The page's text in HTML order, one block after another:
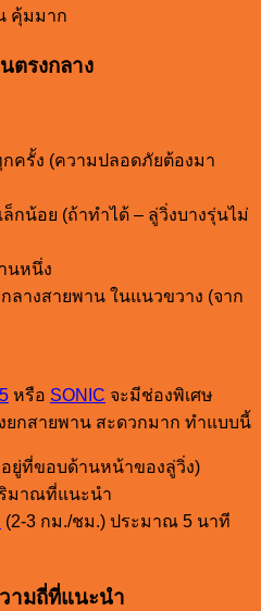
คุ้มมาก
ตรงกลาง
ครั้ง (ความปลอดภัยต้องมา
กน้อย (ถ้าทำได้ – ลู่วิ่งบางรุ่นไม่
นหนึ่ง
ลางสายพาน ในแนวขวาง (จาก
หรือ SONIC จะมีช่องพิเศษ
กสายพาน สะดวกมาก ทำแบบนี้
ยู่ที่ขอบด้านหน้าของลู่วิ่ง)
มาณที่แนะนำ
(2-3 กม./ชม.) ประมาณ 5 นาที
ามถี่ที่แนะนำ